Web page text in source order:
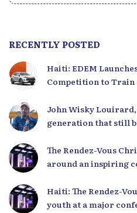
RECENTLY POSTED
Haiti: EDEM
Competition to Train
John Wisky
generation that still
The Rendez-Vous
around an inspiring
Haiti: The Rendez-
youth at a major